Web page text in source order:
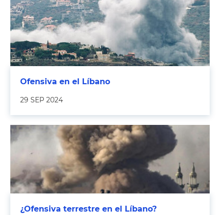
Ofensiva en el Líbano
29 SEP 2024
¿Ofensiva terrestre en el Líbano?